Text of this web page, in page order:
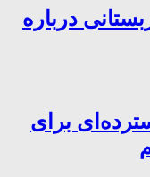
درباره
برای